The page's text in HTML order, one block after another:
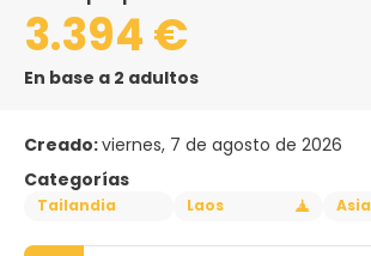
3.394 €
En base a 2 adultos
Creado:viernes, 7 de agosto de 2026
Categorías
Tailandia Laos Asia